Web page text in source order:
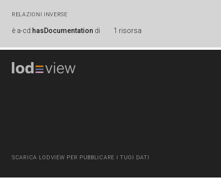
RELAZIONI INVERSE
è a-cd:hasDocumentation di 1 risorsa
SCARICA LODVIEW PER PUBBLICARE I TUOI DATI